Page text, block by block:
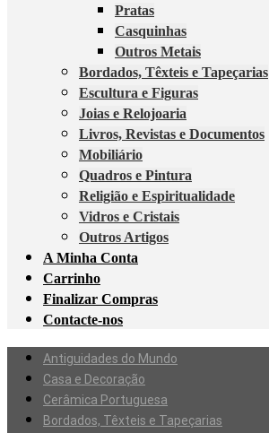
Pratas
Casquinhas
Outros Metais
Bordados, Têxteis e Tapeçarias
Escultura e Figuras
Joias e Relojoaria
Livros, Revistas e Documentos
Mobiliário
Quadros e Pintura
Religião e Espiritualidade
Vidros e Cristais
Outros Artigos
A Minha Conta
Carrinho
Finalizar Compras
Contacte-nos
Antiguidades do Mundo
Casa e Decoração
Cerâmica Portuguesa
Bordados, Têxteis e Tapeçarias